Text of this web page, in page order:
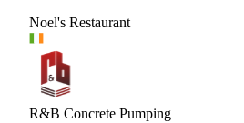
Noel's Restaurant
R&B Concrete Pumping